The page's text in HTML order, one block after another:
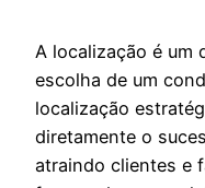
A localização é um
escolha de um
localização
diretamente o
atraindo clientes e